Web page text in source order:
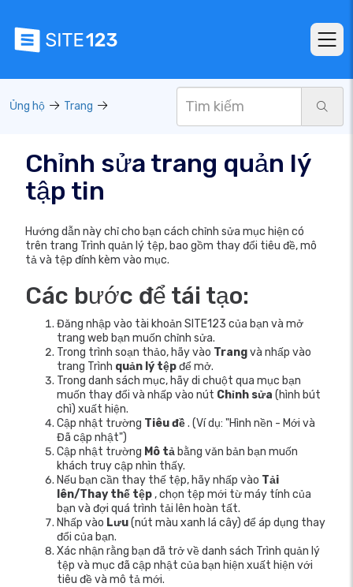
Ủng hộ Trang
Chỉnh sửa trang quản lý
tập tin
Hướng dẫn này chỉ cho bạn cách chỉnh sửa mục hiện có
trên trang Trình quản lý tệp, bao gồm thay đổi tiêu đề, mô
tả và tệp đính kèm vào mục.
Các bước để tái tạo:
Đăng nhập vào tài khoản SITE123 của bạn và mở
trang web bạn muốn chỉnh sửa.
Trong trình soạn thảo, hãy vào Trangvà nhấp vào
trang Trình quản lý tệpđể mở.
Trong danh sách mục, hãy di chuột qua mục bạn
muốn thay đổi và nhấp vào nút Chỉnh sửa (hình bút
chì) xuất hiện.
Cập nhật trường Tiêu đề. (Ví dụ: "Hình nền - Mới và
Đã cập nhật")
Cập nhật trường Mô tả bằng văn bản bạn muốn
khách truy cập nhìn thấy.
Nếu bạn cần thay thế tệp, hãy nhấp vào Tải
lên/Thay thế tệp , chọn tệp mới từ máy tính của
bạn và đợi quá trình tải lên hoàn tất.
Nhấp vào Lưu(nút màu xanh lá cây) để áp dụng thay
đổi của bạn.
Xác nhận rằng bạn đã trở về danh sách Trình quản lý
tệp và mục đã cập nhật của bạn hiện xuất hiện với
tiêu đề và mô tả mới.